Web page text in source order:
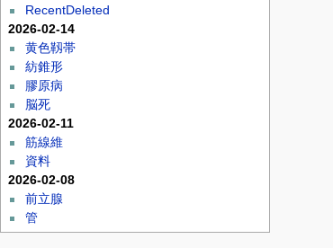
RecentDeleted
2026-02-14
黄色靱帯
紡錐形
膠原病
脳死
2026-02-11
筋線維
資料
2026-02-08
前立腺
管